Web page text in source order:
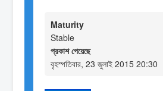
Maturity
Stable
প্রকাশ পেয়েছে
বৃহস্পতিবার, 23 জুলাই 2015 20:30